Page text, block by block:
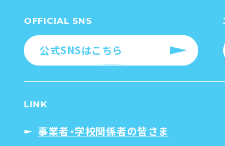
OFFICIAL SNS
公式SNSはこちら
LINK
事業者・学校関係者の皆さま